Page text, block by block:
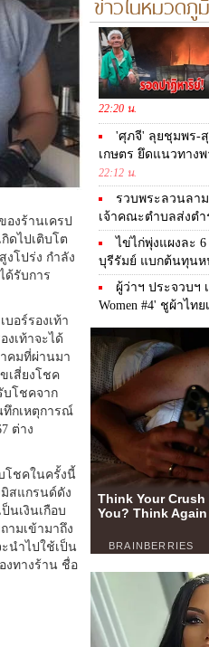
องร้านเครป
ดไปเติบโต
โปร่ง กำลัง
ด้รับการ
อร์รองเท้า
งเท้าจะได้
คมที่ผ่านมา
เสี่ยงโชค
บโชคจาก
ทึกเหตุการณ์
ต่าง
โชคในครั้งนี้
สแกรนด์ดัง
นเงินเกือบ
ามเข้ามาถึง
นำไปใช้เป็น
งทางร้าน ชื่อ
22:20 น.
'ศุภจี' ลุยชุมพร-
เกษตร ยึดแนวทาง
22:12 น.
รวบพระลวนลาม
เจ้าคณะตำบลส่งต
ไข่ไก่พุ่งแผงละ
บุรีรัมย์ แบกต้นทุนห
ผู้ว่าฯ ประจวบฯ
Women #4' ชูผ้าไท